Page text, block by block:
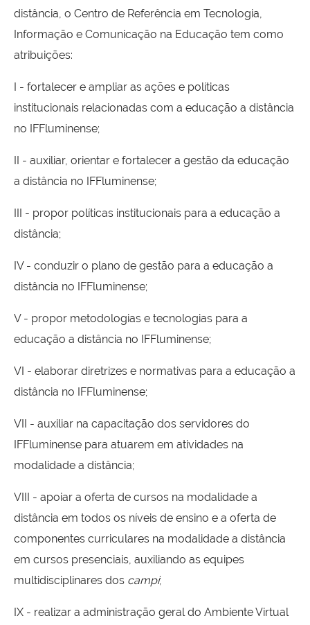
distância, o Centro de Referência em Tecnologia,
Informação e Comunicação na Educação tem como
atribuições:
I - fortalecer e ampliar as ações e políticas
institucionais relacionadas com a educação a distância
no IFFluminense;
II - auxiliar, orientar e fortalecer a gestão da educação
a distância no IFFluminense;
III - propor políticas institucionais para a educação a
distância;
IV - conduzir o plano de gestão para a educação a
distância no IFFluminense;
V - propor metodologias e tecnologias para a
educação a distância no IFFluminense;
VI - elaborar diretrizes e normativas para a educação a
distância no IFFluminense;
VII - auxiliar na capacitação dos servidores do
IFFluminense para atuarem em atividades na
modalidade a distância;
VIII - apoiar a oferta de cursos na modalidade a
distância em todos os níveis de ensino e a oferta de
componentes curriculares na modalidade a distância
em cursos presenciais, auxiliando as equipes
multidisciplinares dos campi;
IX - realizar a administração geral do Ambiente Virtual